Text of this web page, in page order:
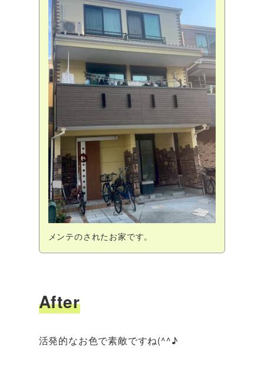
メンテのされたお家です。
After
活発的なお色で素敵ですね(^^♪